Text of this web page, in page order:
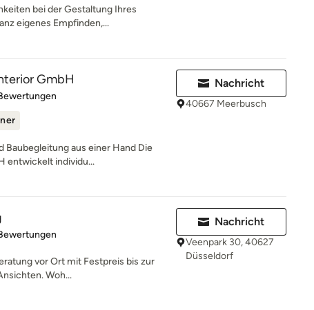
bei der Gestaltung Ihres
eigenes Empfinden,...
GmbH
4.7 von 5 Sternen
Baubegleitung aus einer Hand Die
entwickelt individu...
Nachricht
40667 Meerbusch
5 von 5 Sternen
vor Ort mit Festpreis bis zur
Woh...
Nachricht
Veenpark 30, 40627
Düsseldorf